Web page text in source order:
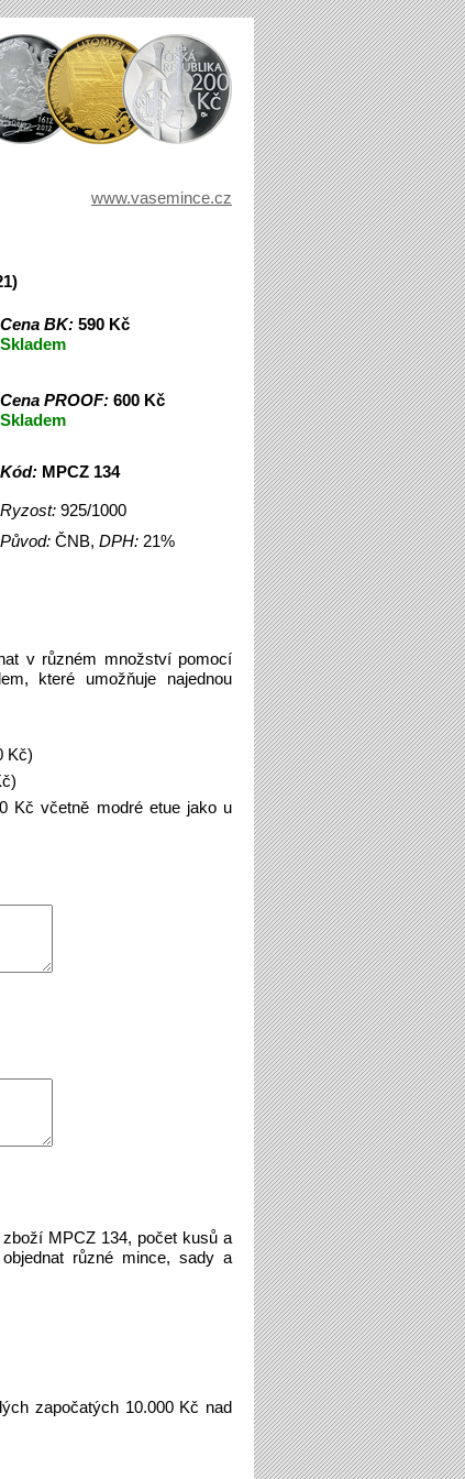
www.vasemince.cz
Cena BK: 590 Kč
Skladem
Cena PROOF: 600 Kč
Skladem
Kód: MPCZ 134
Ryzost: 925/1000
Původ: ČNB, DPH: 21%
v různém množství pomocí
které umožňuje najednou
Kč)
Kč včetně modré etue jako u
MPCZ 134, počet kusů a
různé mince, sady a
započatých 10.000 Kč nad